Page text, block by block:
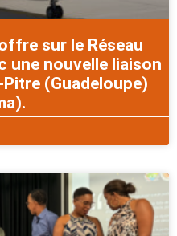
sur le Réseau
une nouvelle liaison
(Guadeloupe)